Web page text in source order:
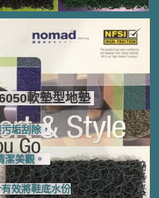
軟墊型地墊
垢刮除，
潔美觀。
效將鞋底水份